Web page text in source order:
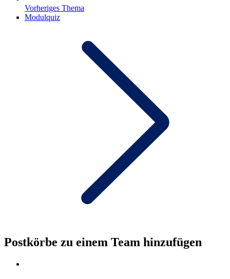
Vorheriges Thema
Modulquiz
Postkörbe zu einem Team hinzufügen